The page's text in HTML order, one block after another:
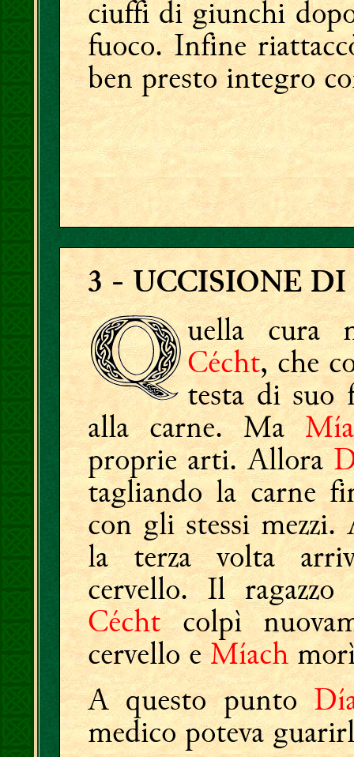
ciuffi di giunchi
fuoco. Infine
ben presto integro
3- UCCISIONE
uella cura
Cécht, che
testa di suo
alla carne. Ma
proprie arti. Allora
tagliando la carne
con gli stessi
la terza volta
cervello. Il
Céchtcolpì
cervello eMíach
A questo punto
medico poteva